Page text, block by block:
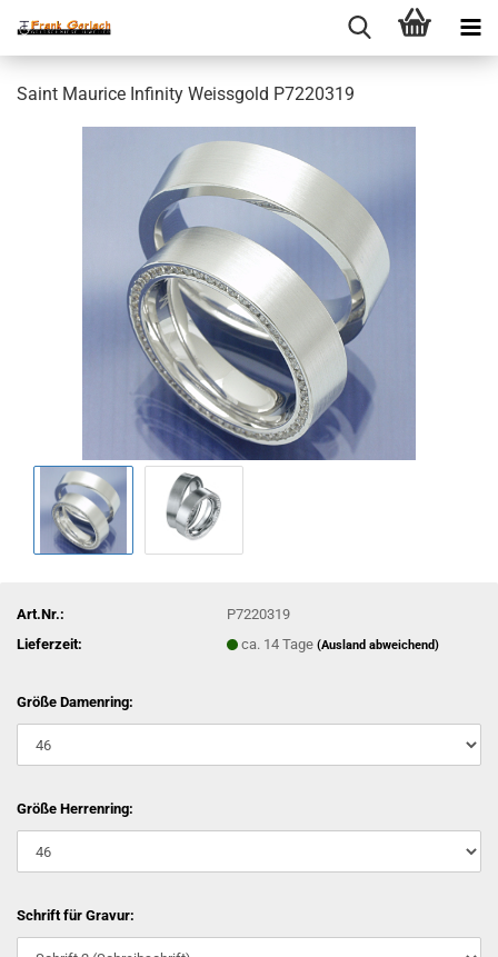
Saint Maurice Infinity Weissgold P7220319
Art.Nr.:
P7220319
Lieferzeit:
ca. 14 Tage(Ausland abweichend)
Größe Damenring:
Größe Herrenring:
Schrift für Gravur: